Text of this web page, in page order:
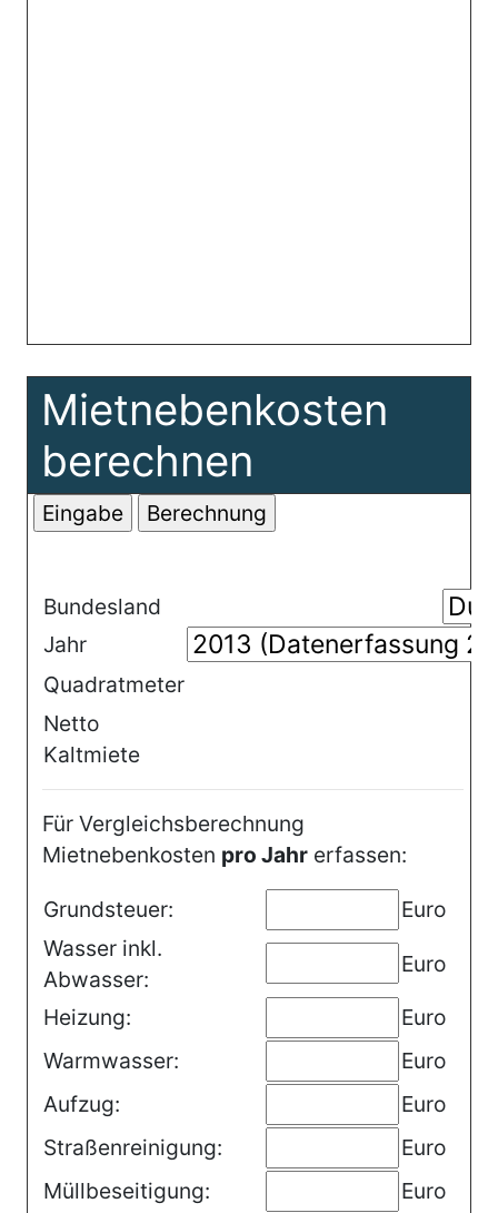
Mietnebenkosten
berechnen
Bundesland
Jahr
Quadratmeter
Netto
Kaltmiete
Für Vergleichsberechnung
Mietnebenkosten pro Jahr erfassen:
Grundsteuer:
Euro
Wasser inkl.
Abwasser:
Euro
Heizung:
Euro
Warmwasser:
Euro
Aufzug:
Euro
Straßenreinigung:
Euro
Müllbeseitigung:
Euro